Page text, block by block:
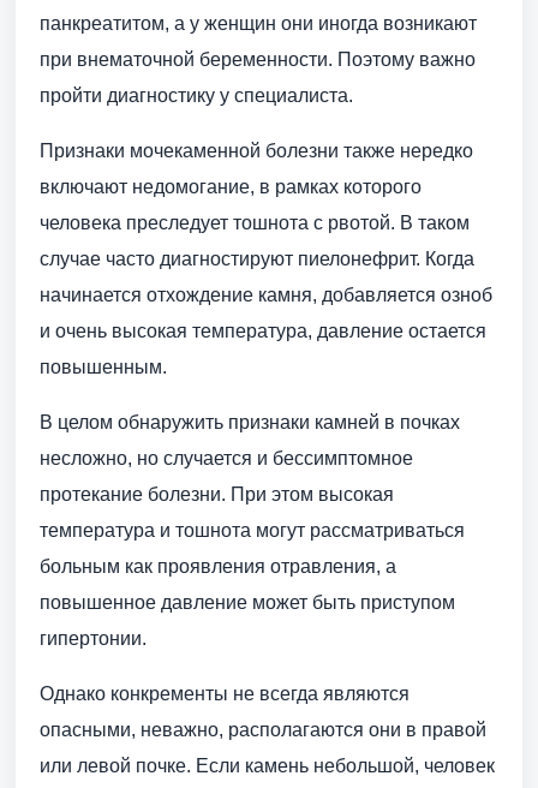
панкреатитом, а у женщин они иногда возникают
при внематочной беременности. Поэтому важно
пройти диагностику у специалиста.
Признаки мочекаменной болезни также нередко
включают недомогание, в рамках которого
человека преследует тошнота с рвотой. В таком
случае часто диагностируют пиелонефрит. Когда
начинается отхождение камня, добавляется озноб
и очень высокая температура, давление остается
повышенным.
В целом обнаружить признаки камней в почках
несложно, но случается и бессимптомное
протекание болезни. При этом высокая
температура и тошнота могут рассматриваться
больным как проявления отравления, а
повышенное давление может быть приступом
гипертонии.
Однако конкременты не всегда являются
опасными, неважно, располагаются они в правой
или левой почке. Если камень небольшой, человек